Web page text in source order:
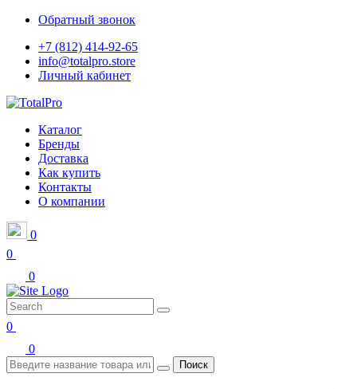
Обратный звонок
+7 (812) 414-92-65
info@totalpro.store
Личный кабинет
Каталог
Бренды
Доставка
Как купить
Контакты
О компании
0
0
0
0
0
Поиск